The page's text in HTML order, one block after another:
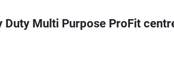
Duty Multi Purpose ProFit